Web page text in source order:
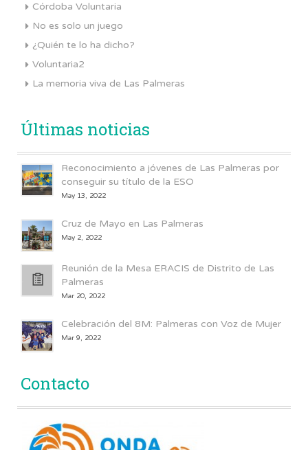
Córdoba Voluntaria
No es solo un juego
¿Quién te lo ha dicho?
Voluntaria2
La memoria viva de Las Palmeras
Últimas noticias
Reconocimiento a jóvenes de Las Palmeras por
conseguir su título de la ESO
May 13, 2022
Cruz de Mayo en Las Palmeras
May 2, 2022
Reunión de la Mesa ERACIS de Distrito de Las
Palmeras
Mar 20, 2022
Celebración del 8M: Palmeras con Voz de Mujer
Mar 9, 2022
Contacto